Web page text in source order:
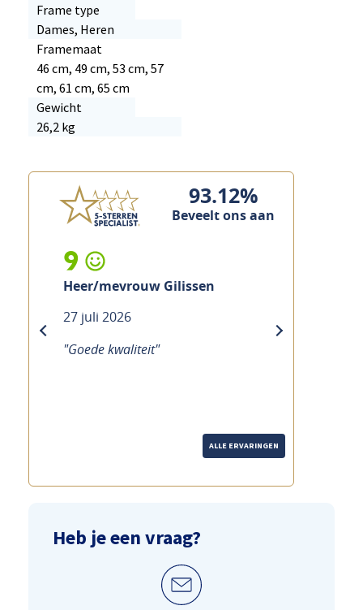
Frame type
Dames, Heren
Framemaat
46 cm, 49 cm, 53 cm, 57
cm, 61 cm, 65 cm
Gewicht
26,2 kg
93.12%
Beveelt ons aan
10
Mevrouw Ramakers
21 juli 2026
"Goede service Duidelijke uitleg
next
ALLE ERVARINGEN
Heb je een vraag?